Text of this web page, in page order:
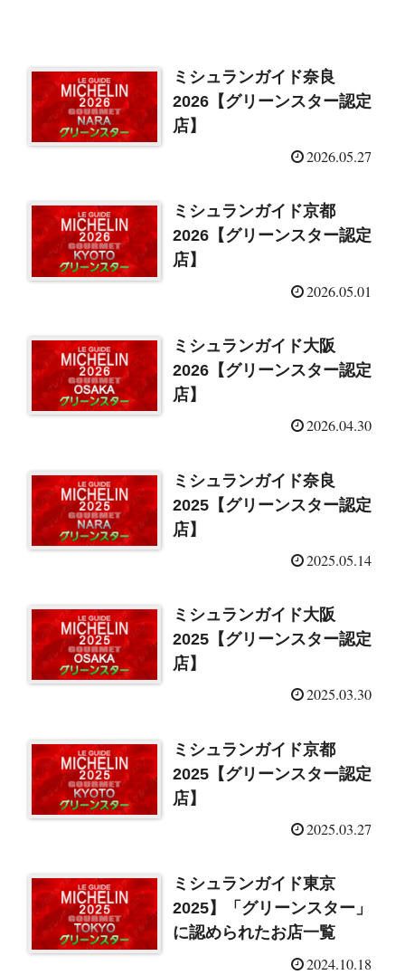
ミシュランガイド奈良
2026【グリーンスター認定
店】
2026.05.27
ミシュランガイド京都
2026【グリーンスター認定
店】
2026.05.01
ミシュランガイド大阪
2026【グリーンスター認定
店】
2026.04.30
ミシュランガイド奈良
2025【グリーンスター認定
店】
2025.05.14
ミシュランガイド大阪
2025【グリーンスター認定
店】
2025.03.30
ミシュランガイド京都
2025【グリーンスター認定
店】
2025.03.27
ミシュランガイド東京
2025】「グリーンスター」
に認められたお店一覧
2024.10.18